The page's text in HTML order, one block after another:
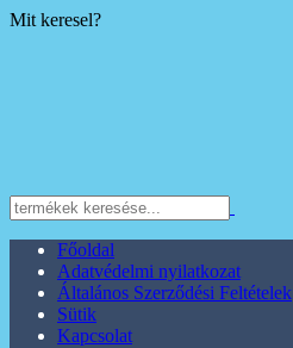
Mit keresel?
Főoldal
Adatvédelmi nyilatkozat
Általános Szerződési Feltételek
Sütik
Kapcsolat